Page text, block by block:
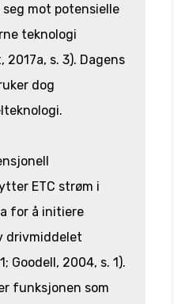
mot potensielle
teknologi
s. 3). Dagens
dog
ETC strøm i
for å initiere
drivmiddelet
Goodell, 2004, s. 1).
funksjonen som